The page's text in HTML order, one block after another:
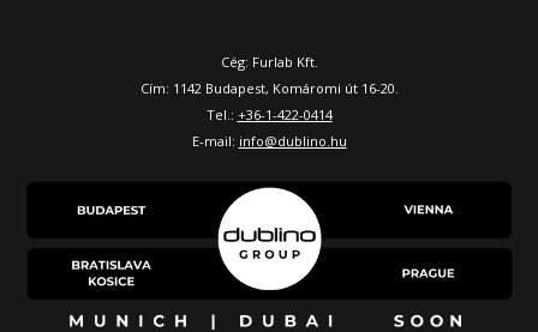
Cég: Furlab Kft.
Cím: 1142 Budapest, Komáromi út 16-20.
Tel.: +36-1-422-0414
E-mail: info@dublino.hu